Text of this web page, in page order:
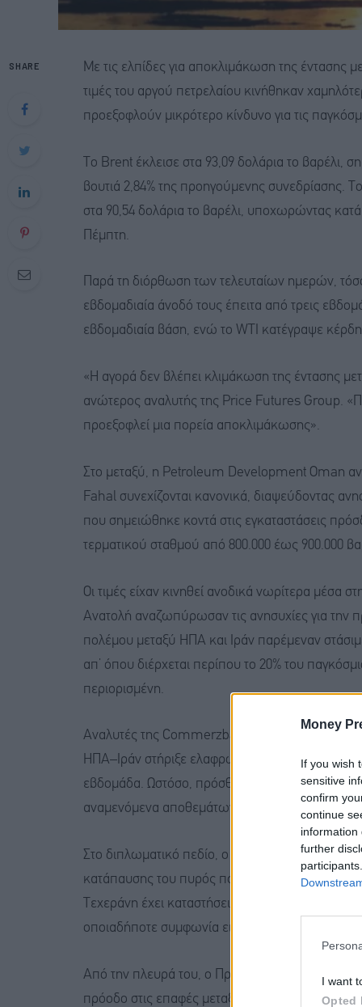
Money
If you wish
sensitive
confirm
continue
information
further
I want
Opted
SHARE
Με τις ελπίδες για αποκλιμάκωση της έντασης
τιμές του αργού πετρελαίου κινήθηκαν
προεξοφλούν μικρότερο κίνδυνο για τις
Το Brent έκλεισε στα 93,09 δολάρια το βαρέλι,
βουτιά 2,84% της προηγούμενης συνεδρίασης.
στα 90,54 δολάρια το βαρέλι, υποχωρώντας
Πέμπτη.
Παρά τη διόρθωση των τελευταίων ημερών,
εβδομαδιαία άνοδό τους έπειτα από τρεις
εβδομαδιαία βάση, ενώ το WTI κατέγραψε
«Η αγορά δεν βλέπει κλιμάκωση της έντασης
ανώτερος αναλυτής της Price Futures Group.
προεξοφλεί μια πορεία αποκλιμάκωσης».
Στο μεταξύ, η Petroleum Development Oman
Fahal συνεχίζονται κανονικά, διαψεύδοντας
που σημειώθηκε κοντά στις εγκαταστάσεις
τερματικού σταθμού από 800.000 έως 900.000
Οι τιμές είχαν κινηθεί ανοδικά νωρίτερα
Ανατολή αναζωπύρωσαν τις ανησυχίες για την
πολέμου μεταξύ ΗΠΑ και Ιράν παρέμεναν
απ’ όπου διέρχεται περίπου το 20% του
περιορισμένη.
Αναλυτές της Commerzbank σημείωσαν ότι η
ΗΠΑ–Ιράν στήριξε ελαφρώς τις τιμές του Brent
εβδομάδα. Ωστόσο, πρόσθεσαν ότι η άνοδος
αναμενόμενα αποθεμάτων, της
Στο διπλωματικό πεδίο, ο ηγέτης της
κατάπαυσης του πυρός που προωθούν οι
Τεχεράνη έχει καταστήσει σαφές ότι η
οποιαδήποτε συμφωνία ειρήνης με την
Από την πλευρά του, ο Πρόεδρος των Ηνωμένων
πρόοδο στις επαφές μεταξύ Ισραήλ και Λιβάνου,